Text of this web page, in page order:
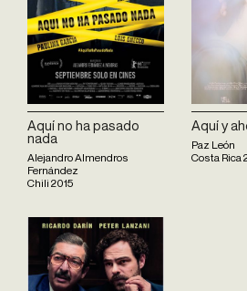
Aquí no ha pasado
nada
Alejandro Almendros
Fernández
Chili 2015
Aquí y
Paz León
Costa Rica